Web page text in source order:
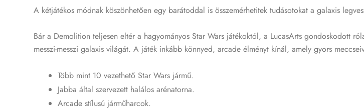
A kétjátékos módnak köszönhetően egy barátoddal is összemérhetitek tudásotokat a galaxis
Bár a Demolition teljesen eltér a hagyományos Star Wars játékoktól, a LucasArts gondoskodott
messzi-messzi galaxis világát. A játék inkább könnyed, arcade élményt kínál, amely gyors
Több mint 10 vezethető Star Wars jármű.
Jabba által szervezett halálos arénatorna.
Arcade stílusú járműharcok.